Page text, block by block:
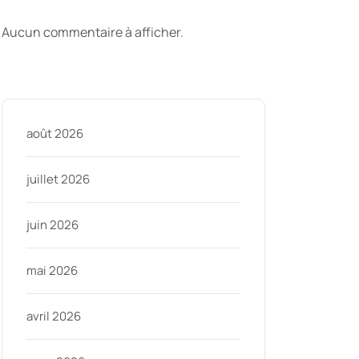
Aucun commentaire à afficher.
août 2026
juillet 2026
juin 2026
mai 2026
avril 2026